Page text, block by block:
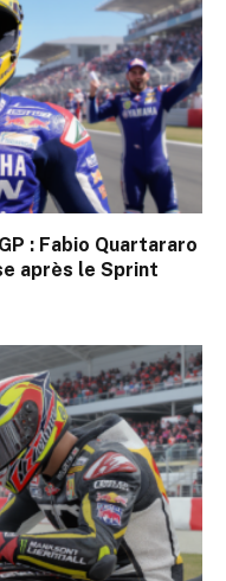
: Fabio Quartararo
après le Sprint